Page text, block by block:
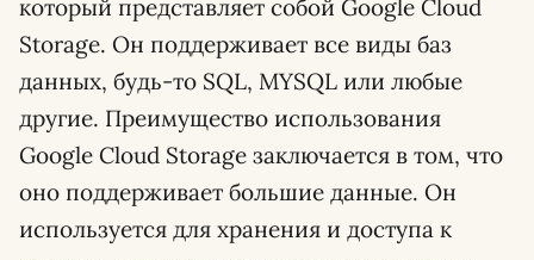
который представляет собой Google Cloud
Storage. Он поддерживает все виды баз
данных, будь-то SQL, MYSQL или любые
другие. Преимущество использования
Google Cloud Storage заключается в том, что
оно поддерживает большие данные. Он
используется для хранения и доступа к